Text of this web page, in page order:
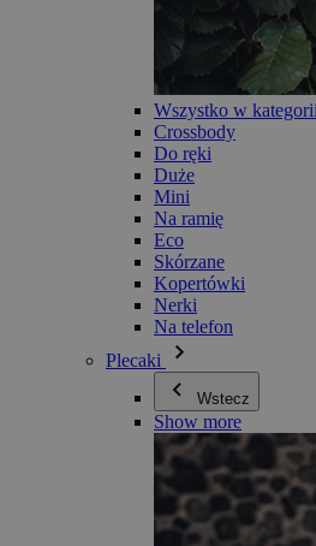
Wszystko w
Crossbody
Do ręki
Duże
Mini
Na ramię
Eco
Skórzane
Kopertówki
Nerki
Na telefon
Plecaki
Wstecz
Show more